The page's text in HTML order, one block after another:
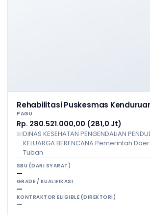
Rehabilitasi Puskesmas
PAGU
Rp. 280.521.000,00 (281,0 Jt)
DINAS KESEHATAN PENGENDALIAN
KELUARGA BERENCANA Pemerintah
Tuban
SBU (DARI SYARAT)
—
GRADE / KUALIFIKASI
—
KONTRAKTOR ELIGIBLE (DIREKTORI)
—